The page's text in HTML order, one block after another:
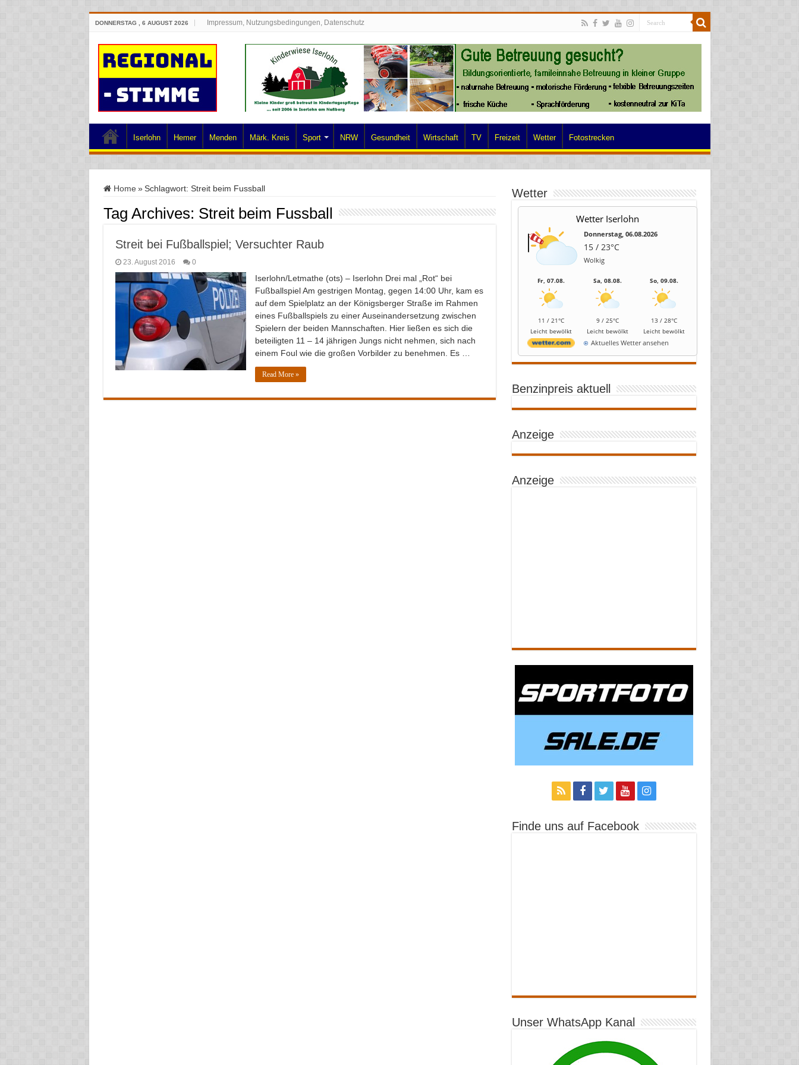
DONNERSTAG , 6 AUGUST 2026 Impressum, Nutzungsbedingungen, Datenschutz
Iserlohn Hemer Menden Märk. Kreis Sport NRW Gesundheit Wirtschaft TV Freizeit Wetter Fotostrecken
Home » Schlagwort: Streit beim Fussball
Tag Archives: Streit beim Fussball
Streit bei Fußballspiel; Versuchter Raub
23. August 2016 0
Iserlohn/Letmathe (ots) – Iserlohn Drei mal „Rot“ bei
Fußballspiel Am gestrigen Montag, gegen 14:00 Uhr, kam es
auf dem Spielplatz an der Königsberger Straße im Rahmen
eines Fußballspiels zu einer Auseinandersetzung zwischen
Spielern der beiden Mannschaften. Hier ließen es sich die
beteiligten 11 – 14 jährigen Jungs nicht nehmen, sich nach
einem Foul wie die großen Vorbilder zu benehmen. Es …
Read More »
Wetter
Wetter Iserlohn
Donnerstag, 06.08.2026
15 / 23°C
Wolkig
Fr, 07.08.
11 / 21°C
Leicht bewölkt
Sa, 08.08.
9 / 25°C
Leicht bewölkt
So, 09.08.
13 / 28°C
Leicht bewölkt
Aktuelles Wetter ansehen
Benzinpreis aktuell
Anzeige
Anzeige
Finde uns auf Facebook
Unser WhatsApp Kanal